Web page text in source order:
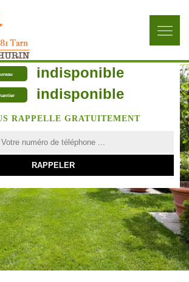
indisponible
indisponible
RAPPELLE GRATUITEMENT